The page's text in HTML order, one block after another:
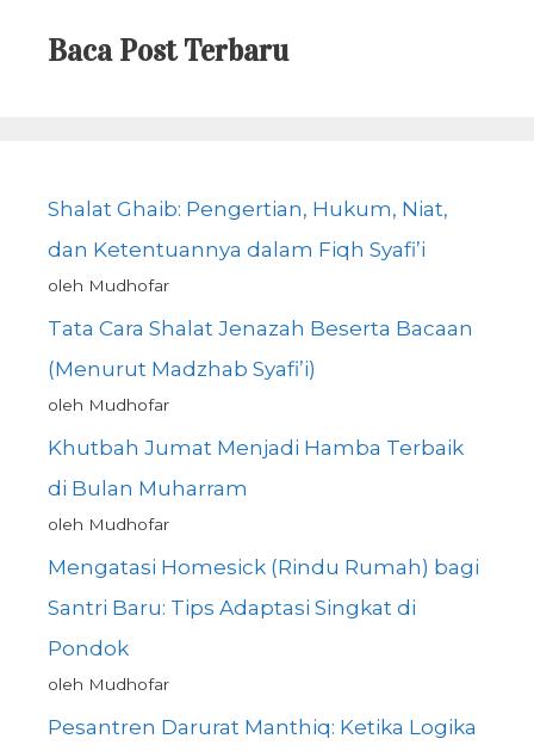
Baca Post Terbaru
Shalat Ghaib: Pengertian, Hukum, Niat,
dan Ketentuannya dalam Fiqh Syafi’i
oleh Mudhofar
Tata Cara Shalat Jenazah Beserta Bacaan
(Menurut Madzhab Syafi’i)
oleh Mudhofar
Khutbah Jumat Menjadi Hamba Terbaik
di Bulan Muharram
oleh Mudhofar
Mengatasi Homesick (Rindu Rumah) bagi
Santri Baru: Tips Adaptasi Singkat di
Pondok
oleh Mudhofar
Pesantren Darurat Manthiq: Ketika Logika